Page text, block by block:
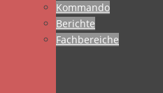
Kommando
Berichte
Fachbereiche